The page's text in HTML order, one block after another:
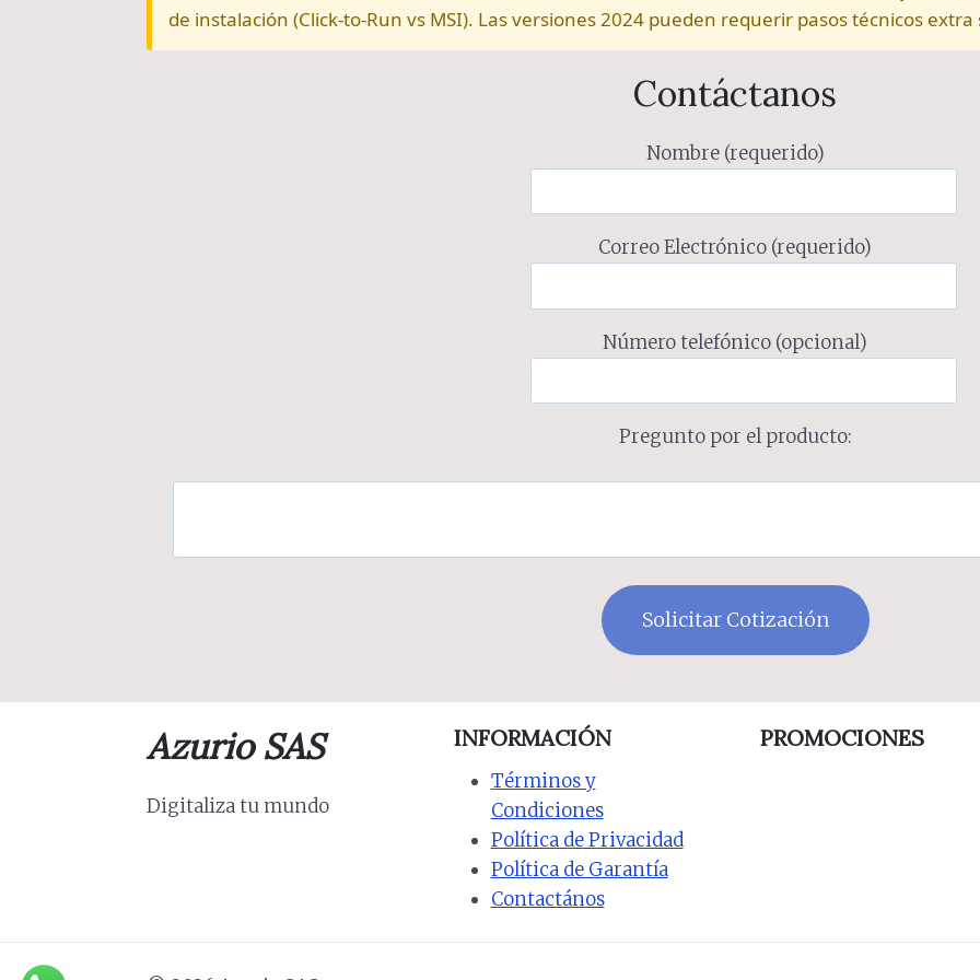
de instalación (Click-to-Run vs MSI). Las versiones 2024 pueden requerir pasos técnicos
Contáctanos
Nombre (requerido)
Correo Electrónico (requerido)
Número telefónico (opcional)
Pregunto por el producto:
Azurio SAS
Digitaliza tu mundo
INFORMACIÓN
Términos y
Condiciones
Política de Privacidad
Política de Garantía
Contactános
PROMOCIONES